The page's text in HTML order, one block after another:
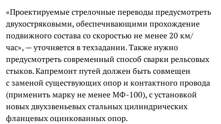
«Проектируемые стрелочные переводы предусмотреть
двухостряковыми, обеспечивающими прохождение
подвижного состава со скоростью не менее 20 км/
час», — уточняется в техзадании. Также нужно
предусмотреть современный способ сварки рельсовых
стыков. Капремонт путей должен быть совмещен
с заменой существующих опор и контактного провода
(применить марку не менее МФ-100), с установкой
новых двухзвеньевых стальных цилиндрических
фланцевых оцинкованных опор.